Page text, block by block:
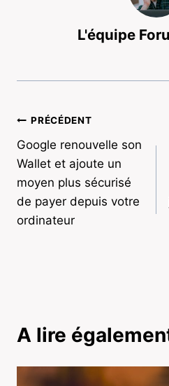
L'équipe
Navigation
de
l’article
PRÉCÉDENT
Google renouvelle son
Wallet et ajoute un
moyen plus sécurisé
de payer depuis votre
ordinateur
A lire